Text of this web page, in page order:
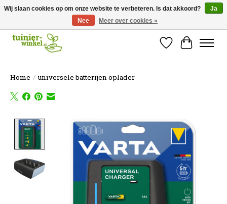
Online tuinartikelen kopen ✓ Online sinds 2007 ✓ Thuiswinkel Waarborg
Verlanglijst
Home / universele batterijen oplader
Product image slideshow Items
Wij slaan cookies op om onze website te verbeteren. Is dat akkoord?
Ja
Nee
Meer over cookies »